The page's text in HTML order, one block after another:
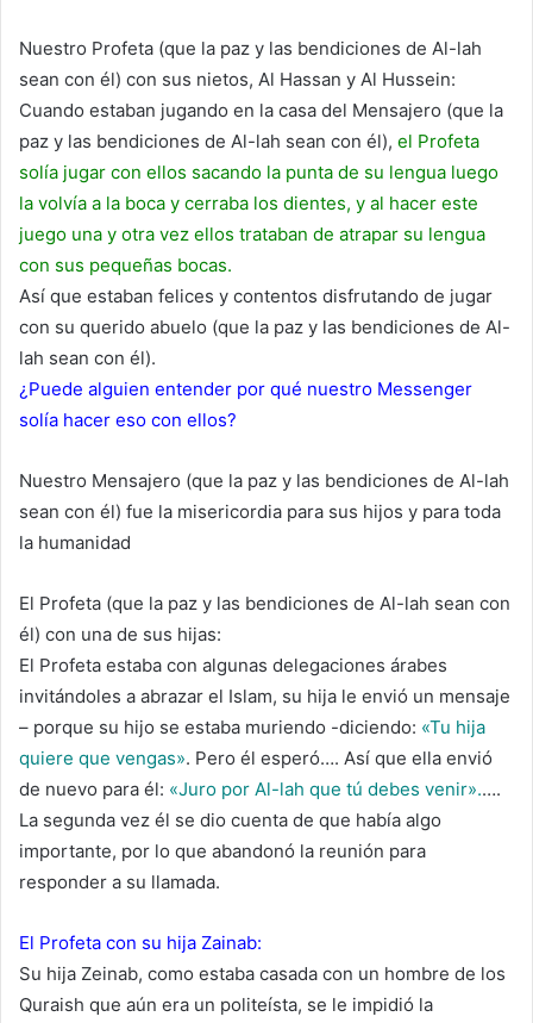
Nuestro Profeta (que la paz y las bendiciones de Al-lah
sean con él) con sus nietos, Al Hassan y Al Hussein:
Cuando estaban jugando en la casa del Mensajero (que la
paz y las bendiciones de Al-lah sean con él), el Profeta
solía jugar con ellos sacando la punta de su lengua luego
la volvía a la boca y cerraba los dientes, y al hacer este
juego una y otra vez ellos trataban de atrapar su lengua
con sus pequeñas bocas.
Así que estaban felices y contentos disfrutando de jugar
con su querido abuelo (que la paz y las bendiciones de Al-
lah sean con él).
¿Puede alguien entender por qué nuestro Messenger
solía hacer eso con ellos?
Nuestro Mensajero (que la paz y las bendiciones de Al-lah
sean con él) fue la misericordia para sus hijos y para toda
la humanidad
El Profeta (que la paz y las bendiciones de Al-lah sean con
él) con una de sus hijas:
El Profeta estaba con algunas delegaciones árabes
invitándoles a abrazar el Islam, su hija le envió un mensaje
– porque su hijo se estaba muriendo -diciendo: «Tu hija
quiere que vengas». Pero él esperó…. Así que ella envió
de nuevo para él: «Juro por Al-lah que tú debes venir».….
La segunda vez él se dio cuenta de que había algo
importante, por lo que abandonó la reunión para
responder a su llamada.
El Profeta con su hija Zainab:
Su hija Zeinab, como estaba casada con un hombre de los
Quraish que aún era un politeísta, se le impidió la